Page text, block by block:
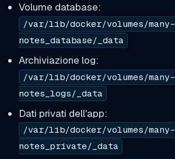
Volume database:
/var/lib/docker/volumes/many-
notes_database/_data
Archiviazione log:
/var/lib/docker/volumes/many-
notes_logs/_data
Dati privati dell'app:
/var/lib/docker/volumes/many-
notes_private/_data